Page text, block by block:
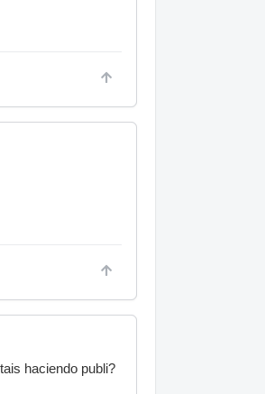
haciendo publi?